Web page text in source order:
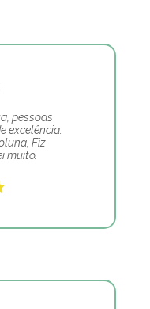
pessoas
excelência.
Fiz
muito.